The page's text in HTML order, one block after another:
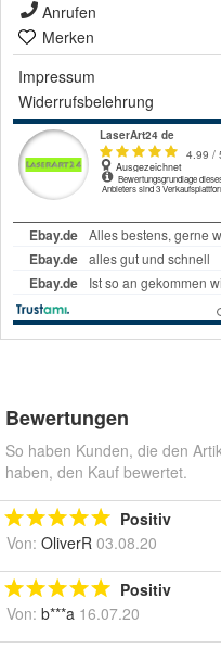
Anrufen
Merken
Impressum
Widerrufsbelehrung
Bewertungen
So haben Kunden, die den
haben, den Kauf bewertet.
Positiv
Von: OliverR 03.08.20
Positiv
Von: b***a 16.07.20